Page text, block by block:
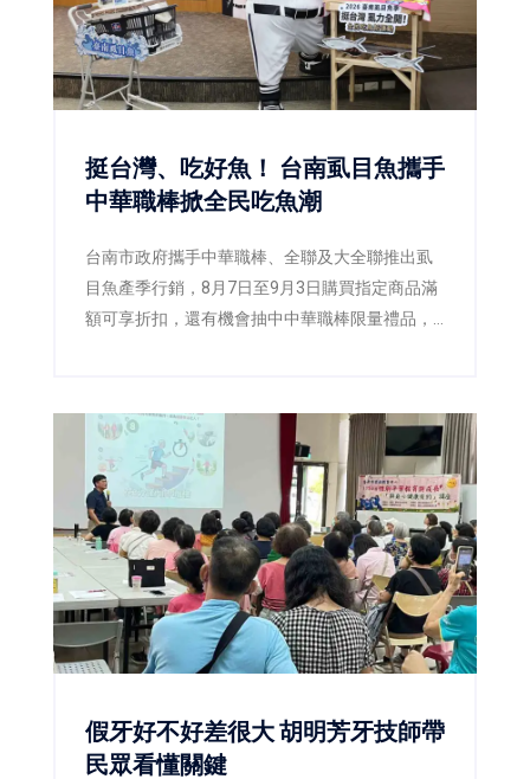
挺台灣、吃好魚！ 台南虱目魚攜手
中華職棒掀全民吃魚潮
台南市政府攜手中華職棒、全聯及大全聯推出虱
目魚產季行銷，8月7日至9月3日購買指定商品滿
額可享折扣，還有機會抽中中華職棒限量禮品，
假牙好不好差很大 胡明芳牙技師帶
民眾看懂關鍵